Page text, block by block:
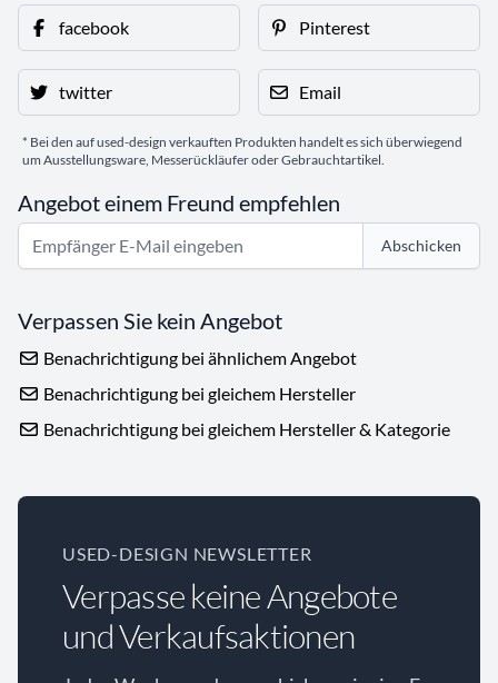
facebook Pinterest
twitter Email
* Bei den auf used-design verkauften Produkten handelt es sich überwiegend
um Ausstellungsware, Messerückläufer oder Gebrauchtartikel.
Angebot einem Freund empfehlen
Abschicken
Verpassen Sie kein Angebot
Benachrichtigung bei ähnlichem Angebot
Benachrichtigung bei gleichem Hersteller
Benachrichtigung bei gleichem Hersteller & Kategorie
USED-DESIGN NEWSLETTER
Verpasse keine Angebote
und Verkaufsaktionen